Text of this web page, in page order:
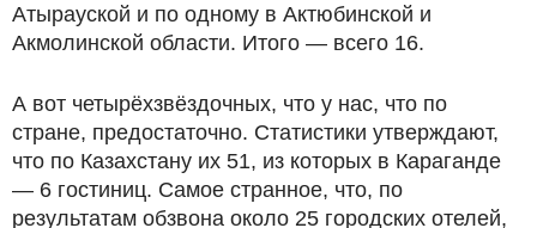
Атырауской и по одному в Актюбинской и
Акмолинской области. Итого — всего 16.
А вот четырёхзвёздочных, что у нас, что по
стране, предостаточно. Статистики утверждают,
что по Казахстану их 51, из которых в Караганде
— 6 гостиниц. Самое странное, что, по
результатам обзвона около 25 городских отелей,